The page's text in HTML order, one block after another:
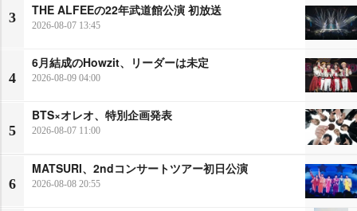
3
THE ALFEEの22年武道館公演 初放送
2026-08-07 13:45
4
6月結成のHowzit、リーダーは未定
2026-08-09 04:00
5
BTS×オレオ、特別企画発表
2026-08-07 11:00
6
MATSURI、2ndコンサートツアー初日公演
2026-08-08 20:55